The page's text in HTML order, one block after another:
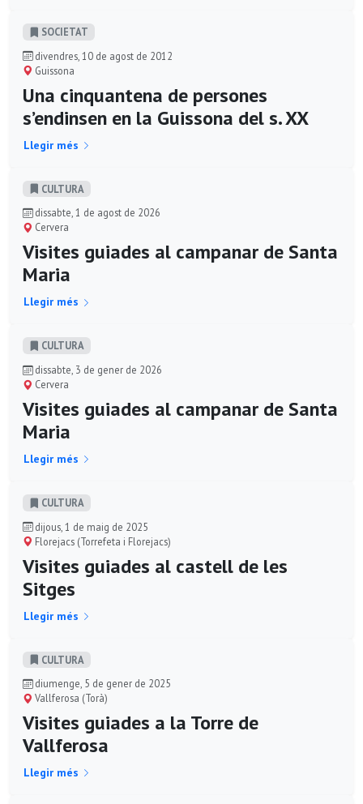
SOCIETAT
divendres, 10 de agost de 2012
Guissona
Una cinquantena de persones
s’endinsen en la Guissona del s. XX
Llegir més
CULTURA
dissabte, 1 de agost de 2026
Cervera
Visites guiades al campanar de Santa
Maria
Llegir més
CULTURA
dissabte, 3 de gener de 2026
Cervera
Visites guiades al campanar de Santa
Maria
Llegir més
CULTURA
dijous, 1 de maig de 2025
Florejacs (Torrefeta i Florejacs)
Visites guiades al castell de les
Sitges
Llegir més
CULTURA
diumenge, 5 de gener de 2025
Vallferosa (Torà)
Visites guiades a la Torre de
Vallferosa
Llegir més